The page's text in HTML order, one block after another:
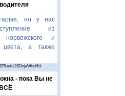
но у нас
из
норвежского и
цвета, а также
erid:2SDnjeWbdHU
- пока Вы не